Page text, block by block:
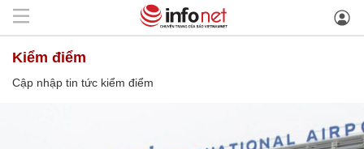
kiểm điểm
Cập nhập tin tức kiểm điểm